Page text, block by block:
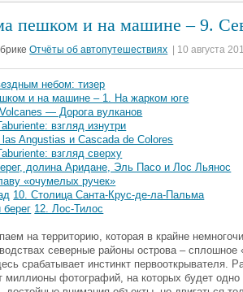
пешком и на машине – 9.
Отчёты об автопутешествиях | 10 августа
небом: тизер
и на машине – 1. На жарком юге
— Дорога вулканов
взгляд изнутри
Angustias и Cascada de Colores
взгляд сверху
долина Аридане, Эль Пасо и Лос Льянос
«очумелых ручек»
10. Столица Санта-Крус-де-ла-Пальма
12. Лос-Тилос
на территорию, которая в крайне
северные районы острова –
срабатывает инстинкт первооткрывателя.
миллионы фотографий, на которых будет